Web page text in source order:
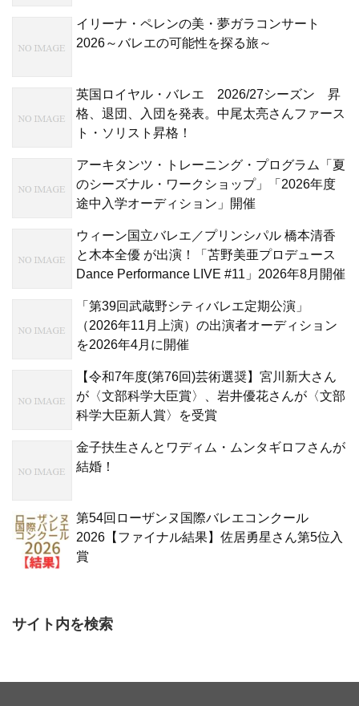
イリーナ・ペレンの美・夢ガラコンサート
2026～バレエの可能性を探る旅～
英国ロイヤル・バレエ 2026/27シーズン 昇
格、退団、入団を発表。中尾太亮さんファース
ト・ソリスト昇格！
アーキタンツ・トレーニング・プログラム「夏
のシーズナル・ワークショップ」「2026年度
途中入学オーディション」開催
ウィーン国立バレエ／プリンシパル 橋本清香
と木本全優 が出演！「苫野美亜プロデュース
Dance Performance LIVE #11」2026年8月開催
「第39回武蔵野シティバレエ定期公演」
（2026年11月上演）の出演者オーディション
を2026年4月に開催
【令和7年度(第76回)芸術選奨】宮川新大さん
が〈文部科学大臣賞〉、岩井優花さんが〈文部
科学大臣新人賞〉を受賞
金子扶生さんとワディム・ムンタギロフさんが
結婚！
第54回ローザンヌ国際バレエコンクール
2026【ファイナル結果】佐居勇星さん第5位入
賞
サイト内を検索